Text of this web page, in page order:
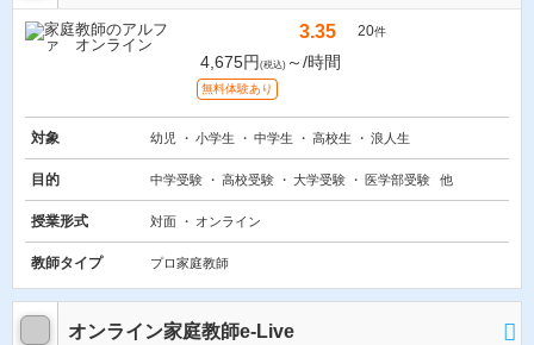
3.35 20件
4,675円 (税込) ～/時間
無料体験あり
対象 幼児 小学生 中学生 高校生 浪人生
目的 中学受験 高校受験 大学受験 医学部受験 他
授業形式 対面 オンライン
教師タイプ プロ家庭教師
オンライン家庭教師e-Live